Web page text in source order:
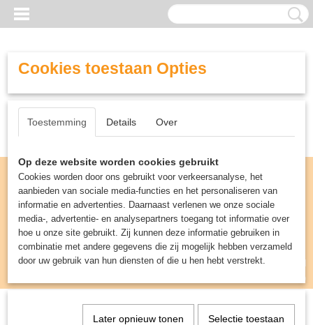
Inloggen Registreren
UW WINKELWAGEN
(0)
Miniature Gaming Board wargames - Mox
Cookies toestaan Opties
Toestemming Details Over
Op deze website worden cookies gebruikt
Cookies worden door ons gebruikt voor verkeersanalyse, het
aanbieden van sociale media-functies en het personaliseren van
informatie en advertenties. Daarnaast verlenen we onze sociale
media-, advertentie- en analysepartners toegang tot informatie over
hoe u onze site gebruikt. Zij kunnen deze informatie gebruiken in
combinatie met andere gegevens die zij mogelijk hebben verzameld
door uw gebruik van hun diensten of die u hen hebt verstrekt.
Later opnieuw tonen Selectie toestaan